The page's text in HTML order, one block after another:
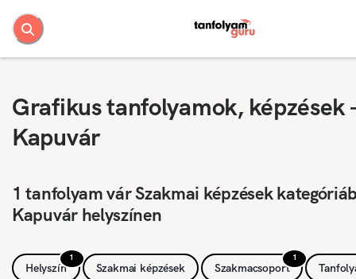
Grafikus tanfolyamok, képzések
Kapuvár
1 tanfolyam vár Szakmai képzések
Kapuvár helyszínen
1
Helyszín Szakmai képzések
1
Szakmacsoport